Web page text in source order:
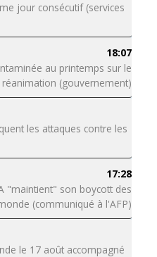
jour consécutif (services
18:07
au printemps sur le
(gouvernement)
les attaques contre les
17:28
"maintient" son boycott des
(communiqué à l'AFP)
le 17 août accompagné